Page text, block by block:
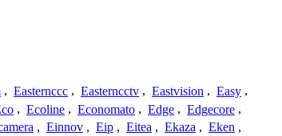
, Easternccc , Easterncctv , Eastvision , Easy ,
, Ecoline , Economato , Edge , Edgecore ,
, Einnov , Eip , Eitea , Ekaza , Eken ,